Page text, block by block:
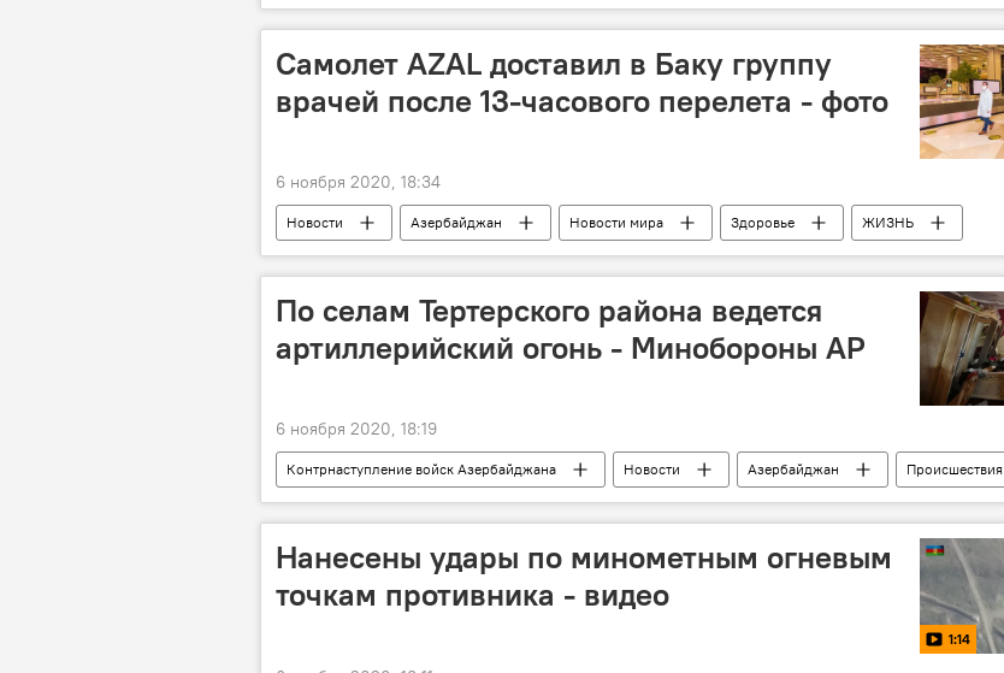
Карабах
Физулинский район Министерство обороны АР
МУЛЬТИМЕДИА
Самолет AZAL доставил в Баку группу
врачей после 13-часового перелета - фото
6 ноября 2020, 18:34
Новости Азербайджан Новости мира Здоровье
ЖИЗНЬ
Экономика
ЗАО "Азербайджанские Авиалинии" (AZAL) врачи
Куба
По селам Тертерского района ведется
артиллерийский огонь - Минобороны АР
6 ноября 2020, 18:19
Контрнаступление войск Азербайджана Новости Азербайджан
Происшествия
ЖИЗНЬ
Карабах Министерство обороны АР обстрел
Артиллерия
Нанесены удары по минометным огневым
точкам противника - видео
1:14